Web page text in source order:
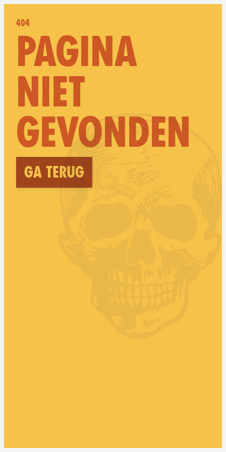
404
PAGINA
NIET
GEVONDEN
Ga terug